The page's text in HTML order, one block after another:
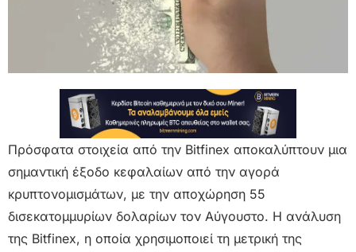
Πρόσφατα στοιχεία από την Bitfinex αποκαλύπτουν μια
σημαντική έξοδο κεφαλαίων από την αγορά
κρυπτονομισμάτων, με την αποχώρηση 55
δισεκατομμυρίων δολαρίων τον Αύγουστο. Η ανάλυση
της Bitfinex, η οποία χρησιμοποιεί τη μετρική της